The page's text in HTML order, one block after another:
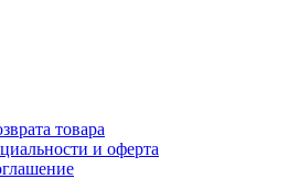
товара
и оферта